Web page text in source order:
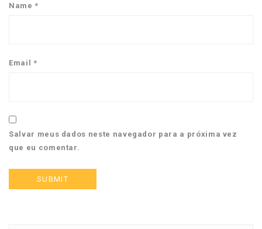
Name*
Email *
Salvar meus dados neste navegador para a próxima vez
que eu comentar.